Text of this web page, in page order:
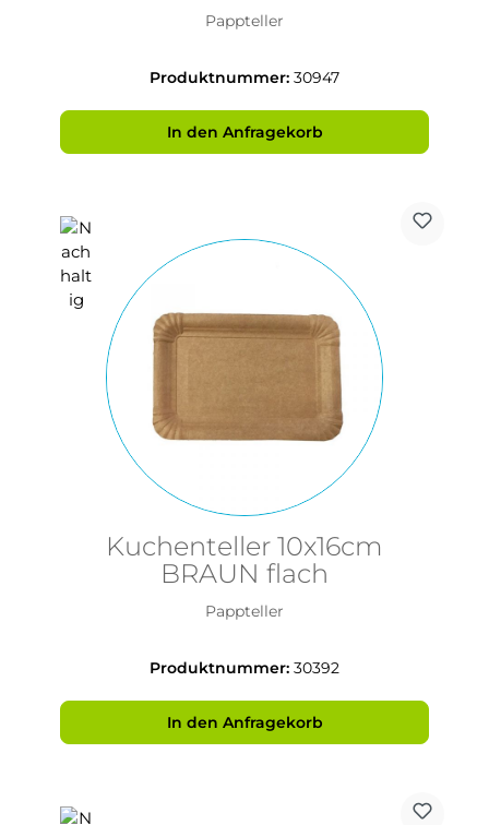
Pappteller
Produktnummer: 30947
In den Anfragekorb
Kuchenteller 10x16cm
BRAUN flach
Pappteller
Produktnummer: 30392
In den Anfragekorb